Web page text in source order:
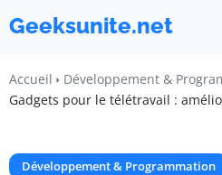
Geeksunite.net
Accueil
Développement &
Gadgets pour le télétravail :
Développement & Programmation